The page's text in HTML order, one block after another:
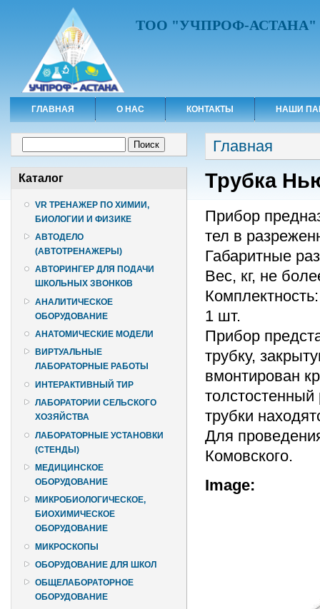
ТОО "УЧПРОФ-АСТАНА"
ГЛАВНАЯ О НАС КОНТАКТЫ НАШИ
Каталог
VR ТРЕНАЖЕР ПО ХИМИИ,
БИОЛОГИИ И ФИЗИКЕ
АВТОДЕЛО
(АВТОТРЕНАЖЕРЫ)
АВТОРИНГЕР ДЛЯ ПОДАЧИ
ШКОЛЬНЫХ ЗВОНКОВ
АНАЛИТИЧЕСКОЕ
ОБОРУДОВАНИЕ
АНАТОМИЧЕСКИЕ МОДЕЛИ
ВИРТУАЛЬНЫЕ
ЛАБОРАТОРНЫЕ РАБОТЫ
ИНТЕРАКТИВНЫЙ ТИР
ЛАБОРАТОРИИ СЕЛЬСКОГО
ХОЗЯЙСТВА
ЛАБОРАТОРНЫЕ УСТАНОВКИ
(СТЕНДЫ)
МЕДИЦИНСКОЕ
ОБОРУДОВАНИЕ
МИКРОБИОЛОГИЧЕСКОЕ,
БИОХИМИЧЕСКОЕ
ОБОРУДОВАНИЕ
МИКРОСКОПЫ
ОБОРУДОВАНИЕ ДЛЯ ШКОЛ
ОБЩЕЛАБОРАТОРНОЕ
ОБОРУДОВАНИЕ
Вы здесь
Главная
Трубка
Прибор
тел в
Габаритные
Вес, кг, не
1 шт.
Прибор
трубку,
вмонтирован
трубки
Для
Комовского.
Image: